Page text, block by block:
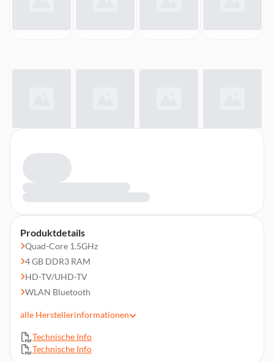
Produktdetails
Quad-Core 1.5GHz
4 GB DDR3 RAM
HD-TV/UHD-TV
WLAN Bluetooth
alle Herstellerinformationen
Technische Info
Technische Info